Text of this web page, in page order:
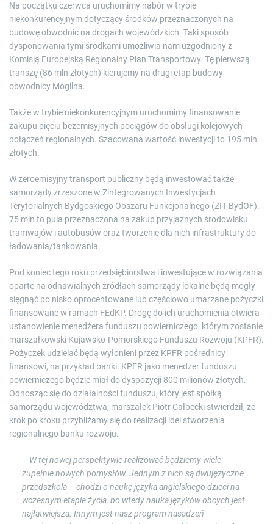
Na początku czerwca uruchomimy nabór w trybie
niekonkurencyjnym dotyczący środków przeznaczonych na
budowę obwodnic na drogach wojewódzkich. Taki sposób
dysponowania tymi środkami umożliwia nam uzgodniony z
Komisją Europejską Regionalny Plan Transportowy. Tę pierwszą
transzę (86 mln złotych) kierujemy na drugi etap budowy
obwodnicy Mogilna.
Także w trybie niekonkurencyjnym uruchomimy finansowanie
zakupu pięciu bezemisyjnych pociągów do obsługi kolejowych
połączeń regionalnych. Szacowana wartość inwestycji to 195 mln
złotych.
W zeroemisyjny transport publiczny będą inwestować także
samorządy zrzeszone w Zintegrowanych Inwestycjach
Terytorialnych Bydgoskiego Obszaru Funkcjonalnego (ZIT BydOF).
75 mln to pula przeznaczona na zakup przyjaznych środowisku
tramwajów i autobusów oraz tworzenie dla nich infrastruktury do
ładowania/tankowania.
Pod koniec tego roku przedsiębiorstwa i inwestujące w rozwiązania
oparte na odnawialnych źródłach samorządy lokalne będą mogły
sięgnąć po nisko oprocentowane lub częściowo umarzane pożyczki
finansowane w ramach FEdKP. Drogę do ich uruchomienia otwiera
ustanowienie menedżera funduszu powierniczego, którym zostanie
marszałkowski Kujawsko-Pomorskiego Funduszu Rozwoju (KPFR).
Pożyczek udzielać będą wyłonieni przez KPFR pośrednicy
finansowi, na przykład banki. KPFR jako menedżer funduszu
powierniczego będzie miał do dyspozycji 800 milionów złotych.
Odnosząc się do działalności funduszu, który jest spółką
samorządu województwa, marszałek Piotr Całbecki stwierdził, że
krok po kroku przybliżamy się do realizacji idei stworzenia
regionalnego banku rozwoju.
– W tej nowej perspektywie realizować będziemy wiele
zupełnie nowych pomysłów. Jednym z nich są dwujęzyczne
przedszkola – chodzi o naukę języka angielskiego dzieci na
wczesnym etapie życia, bo wtedy nauka języków obcych jest
najłatwiejsza. Innym jest nasz program nasadzeń